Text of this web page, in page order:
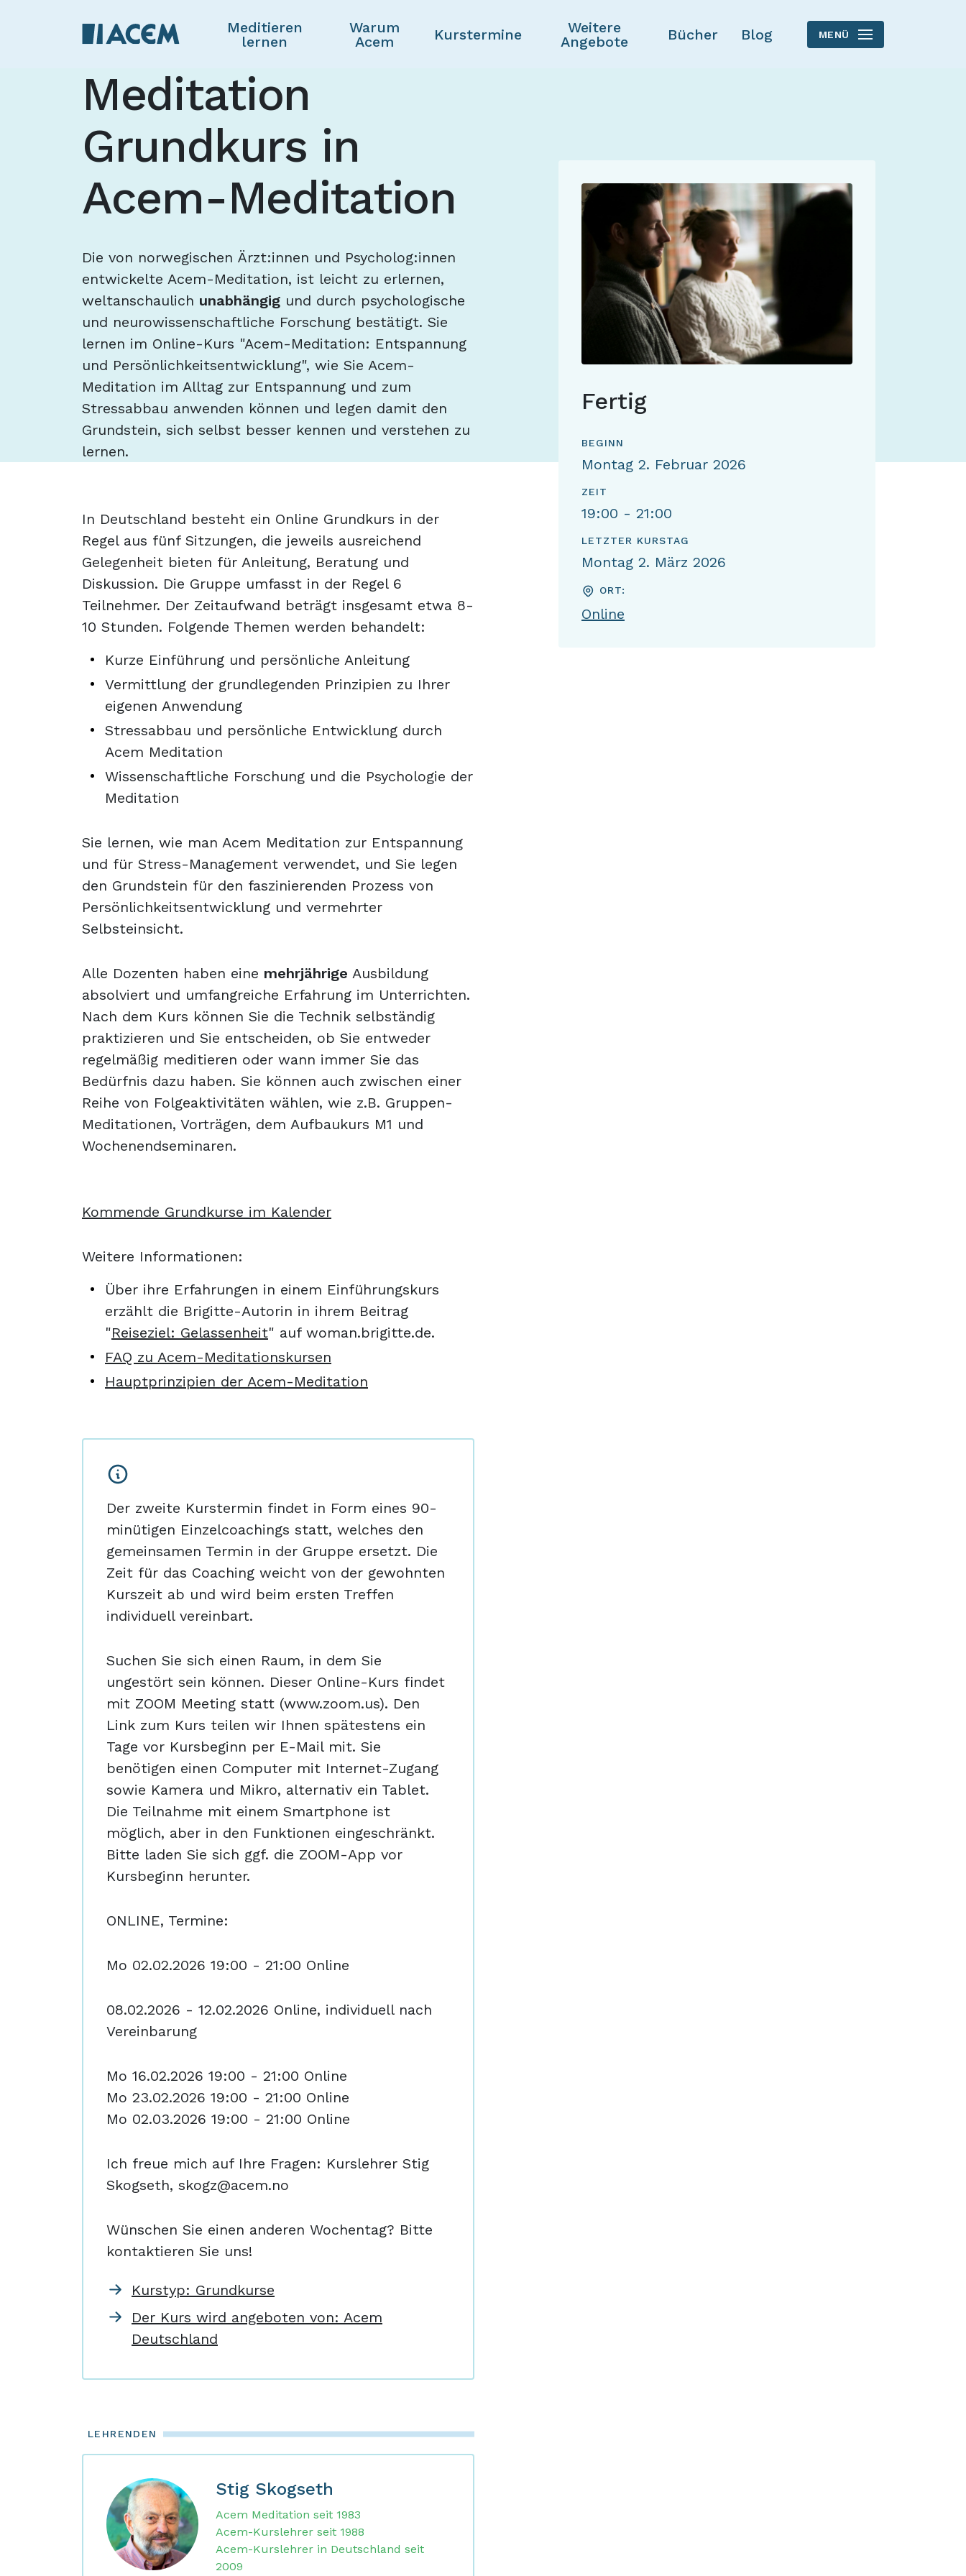
Skip to main content
Meditieren
lernen
Warum
Acem
Kurstermine
Weitere
Angebote
Bücher Blog MENÜ
Meditation
Grundkurs in
Acem-Meditation
Die von norwegischen Ärzt:innen und Psycholog:innen
entwickelte Acem-Meditation, ist leicht zu erlernen,
weltanschaulich unabhängig und durch psychologische
und neurowissenschaftliche Forschung bestätigt. Sie
lernen im Online-Kurs "Acem-Meditation: Entspannung
und Persönlichkeitsentwicklung", wie Sie Acem-
Meditation im Alltag zur Entspannung und zum
Stressabbau anwenden können und legen damit den
Grundstein, sich selbst besser kennen und verstehen zu
lernen.
Fertig
BEGINN
Montag 2. Februar 2026
ZEIT
19:00 - 21:00
LETZTER KURSTAG
Montag 2. März 2026
ORT:
Online
In Deutschland besteht ein Online Grundkurs in der
Regel aus fünf Sitzungen, die jeweils ausreichend
Gelegenheit bieten für Anleitung, Beratung und
Diskussion. Die Gruppe umfasst in der Regel 6
Teilnehmer. Der Zeitaufwand beträgt insgesamt etwa 8-
10 Stunden. Folgende Themen werden behandelt:
Kurze Einführung und persönliche Anleitung
Vermittlung der grundlegenden Prinzipien zu Ihrer
eigenen Anwendung
Stressabbau und persönliche Entwicklung durch
Acem Meditation
Wissenschaftliche Forschung und die Psychologie der
Meditation
Sie lernen, wie man Acem Meditation zur Entspannung
und für Stress-Management verwendet, und Sie legen
den Grundstein für den faszinierenden Prozess von
Persönlichkeitsentwicklung und vermehrter
Selbsteinsicht.
Alle Dozenten haben eine mehrjährige Ausbildung
absolviert und umfangreiche Erfahrung im Unterrichten.
Nach dem Kurs können Sie die Technik selbständig
praktizieren und Sie entscheiden, ob Sie entweder
regelmäßig meditieren oder wann immer Sie das
Bedürfnis dazu haben. Sie können auch zwischen einer
Reihe von Folgeaktivitäten wählen, wie z.B. Gruppen-
Meditationen, Vorträgen, dem Aufbaukurs M1 und
Wochenendseminaren.
Kommende Grundkurse im Kalender
Weitere Informationen:
Über ihre Erfahrungen in einem Einführungskurs
erzählt die Brigitte-Autorin in ihrem Beitrag
"Reiseziel: Gelassenheit" auf woman.brigitte.de.
FAQ zu Acem-Meditationskursen
Hauptprinzipien der Acem-Meditation
Der zweite Kurstermin findet in Form eines 90-
minütigen Einzelcoachings statt, welches den
gemeinsamen Termin in der Gruppe ersetzt. Die
Zeit für das Coaching weicht von der gewohnten
Kurszeit ab und wird beim ersten Treffen
individuell vereinbart.
Suchen Sie sich einen Raum, in dem Sie
ungestört sein können. Dieser Online-Kurs findet
mit ZOOM Meeting statt (www.zoom.us). Den
Link zum Kurs teilen wir Ihnen spätestens ein
Tage vor Kursbeginn per E-Mail mit. Sie
benötigen einen Computer mit Internet-Zugang
sowie Kamera und Mikro, alternativ ein Tablet.
Die Teilnahme mit einem Smartphone ist
möglich, aber in den Funktionen eingeschränkt.
Bitte laden Sie sich ggf. die ZOOM-App vor
Kursbeginn herunter.
ONLINE, Termine:
Mo 02.02.2026 19:00 - 21:00 Online
08.02.2026 - 12.02.2026 Online, individuell nach
Vereinbarung
Mo 16.02.2026 19:00 - 21:00 Online
Mo 23.02.2026 19:00 - 21:00 Online
Mo 02.03.2026 19:00 - 21:00 Online
Ich freue mich auf Ihre Fragen: Kurslehrer Stig
Skogseth, skogz@acem.no
Wünschen Sie einen anderen Wochentag? Bitte
kontaktieren Sie uns!
Kurstyp: Grundkurse
Der Kurs wird angeboten von: Acem
Deutschland
LEHRENDEN
Stig Skogseth
Acem Meditation seit 1983
Acem-Kurslehrer seit 1988
Acem-Kurslehrer in Deutschland seit
2009